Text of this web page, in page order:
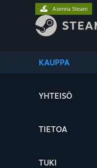
KAUPPA
YHTEISÖ
TIETOA
TUKI
Asenna Steam